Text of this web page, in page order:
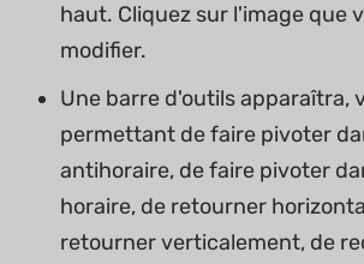
haut. Cliquez sur l'image que
modifier.
Une barre d'outils apparaîtra,
permettant de faire pivoter
antihoraire, de faire pivoter
horaire, de retourner
retourner verticalement, de